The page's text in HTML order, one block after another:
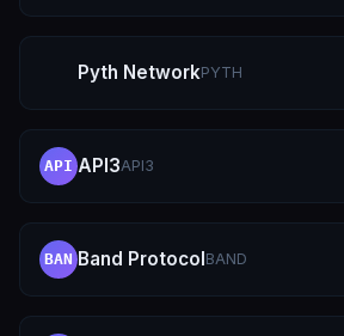
Pyth NetworkPYTH
API API3API3
BAN Band ProtocolBAND